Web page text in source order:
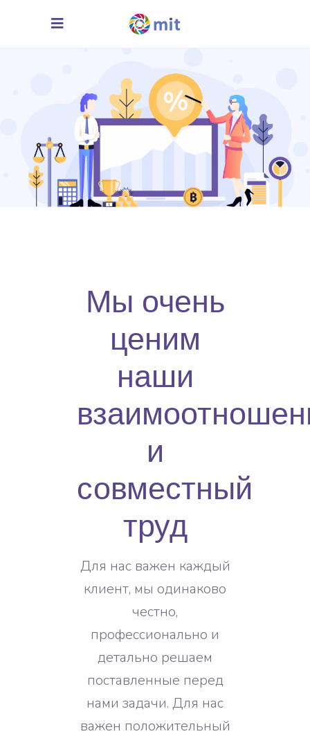
Мы очень
ценим
наши
и
совместный
труд
Для нас важен каждый
клиент, мы одинаково
честно,
профессионально и
детально решаем
поставленные перед
нами задачи. Для нас
важен положительный